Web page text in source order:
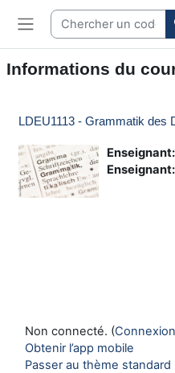
Passer au contenu principal
Panneau latéral
Informations du
LDEU1113 - Grammatik des
Enseignant:
Enseignant:
Non connecté. (Connexion
Obtenir l’app mobile
Passer au thème standard